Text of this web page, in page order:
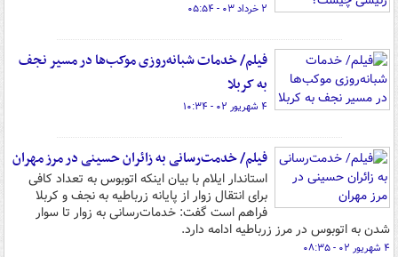
۲ خرداد ۰۳ - ۰۵:۵۴
فیلم/ خدمات شبانه‌روزی موکب‌ها در مسیر نجف
به کربلا
۴ شهریور ۰۲ - ۱۰:۳۴
فیلم/ خدمت‌رسانی به زائران حسینی در مرز مهران
استاندار ایلام با بیان اینکه اتوبوس به تعداد کافی
برای انتقال زوار از پایانه زرباطیه به نجف و کربلا
فراهم است گفت: خدمات‌رسانی به زوار تا سوار
شدن به اتوبوس در مرز زرباطیه ادامه دارد.
۴ شهریور ۰۲ - ۰۸:۳۵